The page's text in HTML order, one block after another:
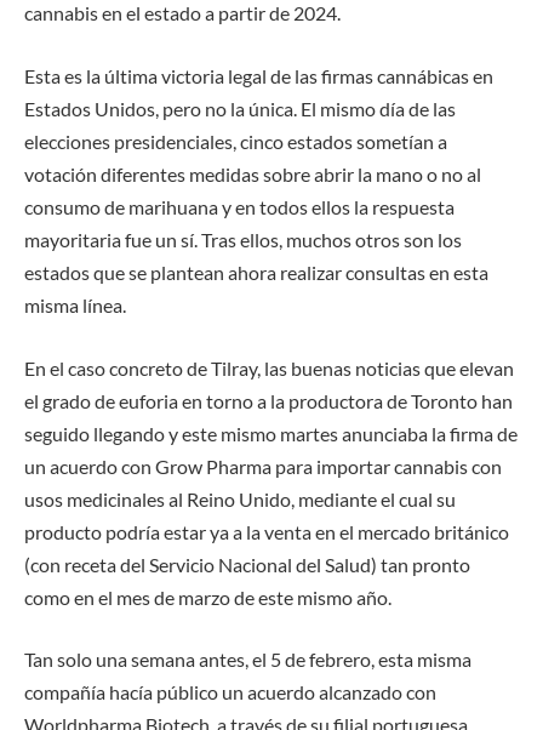
cannabis en el estado a partir de 2024.
Esta es la última victoria legal de las firmas cannábicas en
Estados Unidos, pero no la única. El mismo día de las
elecciones presidenciales, cinco estados sometían a
votación diferentes medidas sobre abrir la mano o no al
consumo de marihuana y en todos ellos la respuesta
mayoritaria fue un sí. Tras ellos, muchos otros son los
estados que se plantean ahora realizar consultas en esta
misma línea.
En el caso concreto de Tilray, las buenas noticias que elevan
el grado de euforia en torno a la productora de Toronto han
seguido llegando y este mismo martes anunciaba la firma de
un acuerdo con Grow Pharma para importar cannabis con
usos medicinales al Reino Unido, mediante el cual su
producto podría estar ya a la venta en el mercado británico
(con receta del Servicio Nacional del Salud) tan pronto
como en el mes de marzo de este mismo año.
Tan solo una semana antes, el 5 de febrero, esta misma
compañía hacía público un acuerdo alcanzado con
Worldpharma Biotech, a través de su filial portuguesa,